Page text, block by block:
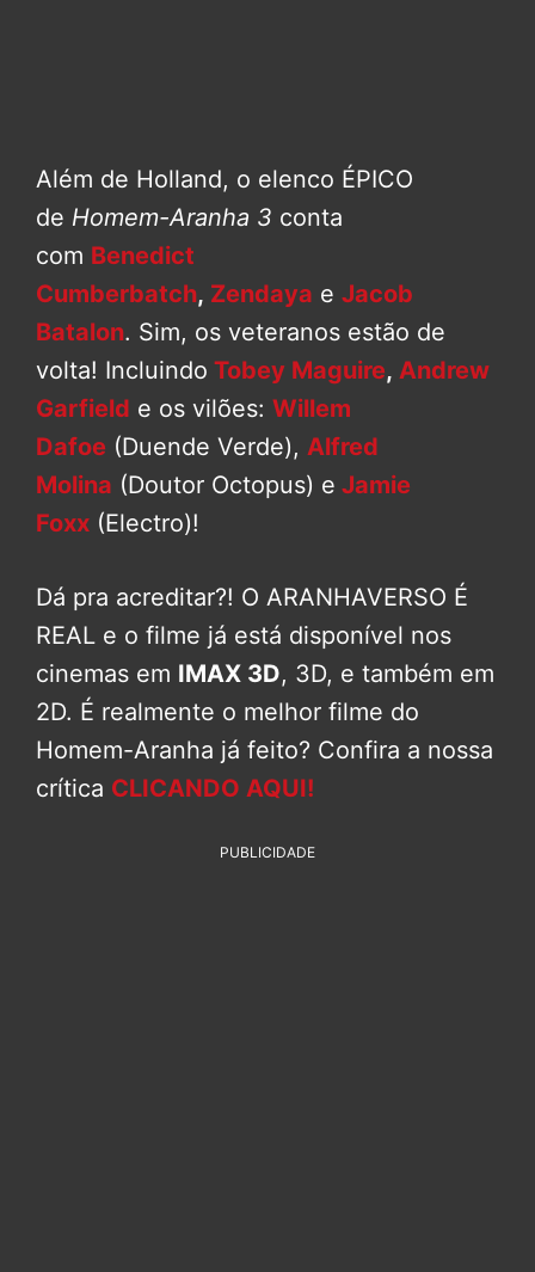
Além de Holland, o elenco ÉPICO
de Homem-Aranha 3 conta
com Benedict
Cumberbatch, Zendaya e Jacob
Batalon. Sim, os veteranos estão de
volta! Incluindo Tobey Maguire, Andrew
Garfield e os vilões: Willem
Dafoe (Duende Verde), Alfred
Molina (Doutor Octopus) e Jamie
Foxx (Electro)!
Dá pra acreditar?! O ARANHAVERSO É
REAL e o filme já está disponível nos
cinemas em IMAX 3D, 3D, e também em
2D. É realmente o melhor filme do
Homem-Aranha já feito? Confira a nossa
crítica CLICANDO AQUI!
PUBLICIDADE